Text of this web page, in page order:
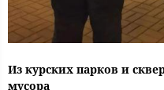
Из курских парков и
мусора